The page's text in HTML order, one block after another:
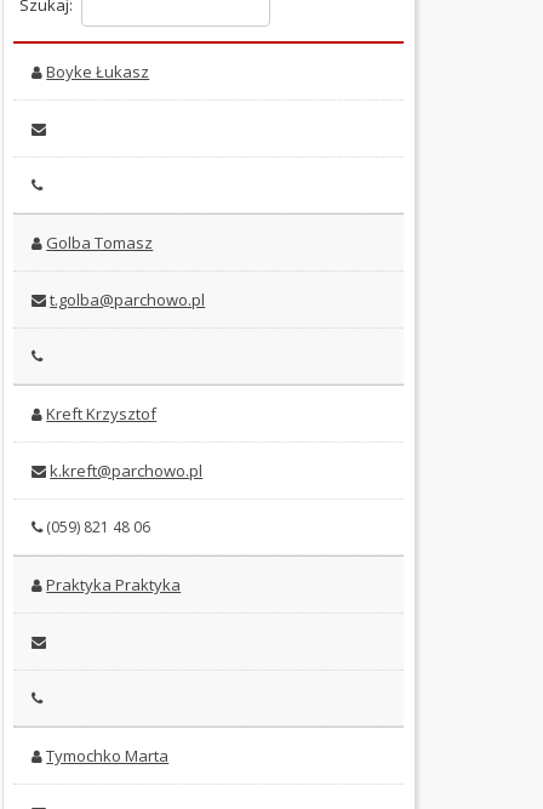
OGŁOSZENIA
PRZETARGI
OCHRONA
ŚRODOWISKA
PODATKI
ORGANIZACJE
POZARZĄDOWE
PRAWO
MIEJSCOWE
(Kliknięcie spowoduje otwarcie nowej karty)
WYBORY
PUBLICZNE
STRATEGIE
PROGRAMY
SOŁECTWA
Szukaj:
Boyke Łukasz
Golba Tomasz
t.golba@parchowo.pl
Kreft Krzysztof
k.kreft@parchowo.pl
(059) 821 48 06
Praktyka Praktyka
Tymochko Marta